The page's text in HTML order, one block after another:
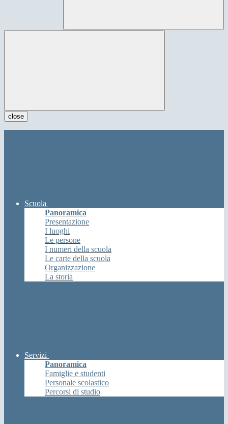
close
Scuola
Panoramica
Presentazione
I luoghi
Le persone
I numeri della scuola
Le carte della scuola
Organizzazione
La storia
Servizi
Panoramica
Famiglie e studenti
Personale scolastico
Percorsi di studio